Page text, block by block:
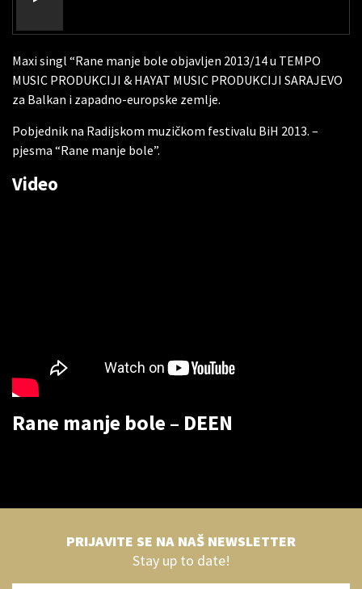
Maxi singl “Rane manje bole objavljen 2013/14 u TEMPO
MUSIC PRODUKCIJI & HAYAT MUSIC PRODUKCIJI SARAJEVO
za Balkan i zapadno-europske zemlje.
Pobjednik na Radijskom muzičkom festivalu BiH 2013. –
pjesma “Rane manje bole”.
Video
Rane manje bole – DEEN
PRIJAVITE SE NA NAŠ NEWSLETTER
Stay up to date!